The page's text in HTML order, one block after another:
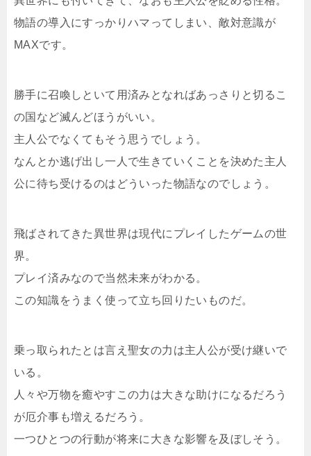
物語の導入にすっかりハマってしまい、敵対意識が
MAXです。
勝手に召喚しといて用済みとなればあっさりと切るこ
の国など滅んどほうがいい。
主人公でなくてもそう思うでしょう。
なんとか逃げ出し一人で生きていくことを決めた主人
公に待ち受けるのはどういった物語なのでしょう。
飛ばされてきた異世界は現代にプレイしたゲームの世
界。
プレイ済みなので当然未来がわかる。
この知識をうまく使って立ち回りたいものだ。
乗っ取られたとは言え聖女の力は主人公が受け継いで
いる。
人々や万物を癒やすこの力は大きな助けになるだろう
が厄介事も増えるだろう。
一つひとつの行動が将来に大きな影響を及ぼしそう。